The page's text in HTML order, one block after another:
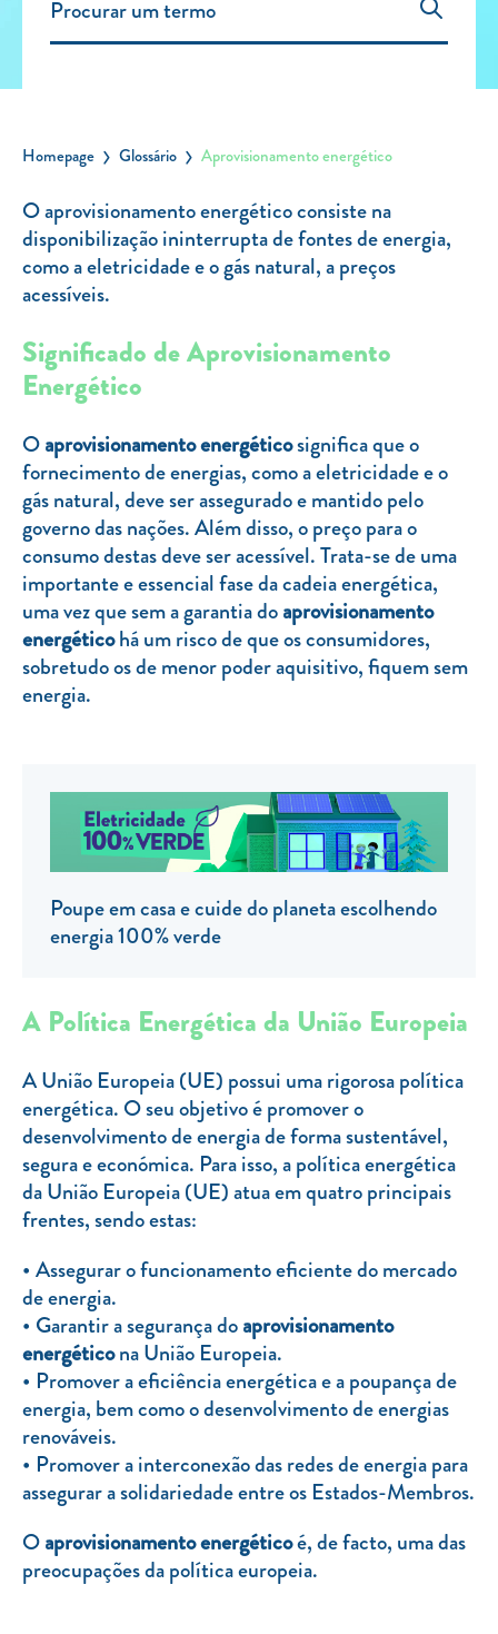
Carregar Fora de Casa
Leituras
Sobre nós
Contactos
FAQ
Blog
Mais informações
SERVIÇOS
ROTULAGEM
JUNTE-SE A NÓS
TARIFA SOCIAL
APP MOBILE
CONTADORES ELÉTRICOS
FATURAS
PRÉMIOS
FRAUDE E SEGURANÇA
Preços de referência
Documentos úteis
Política de privacidade
Clientes com necessidades especiais
Resolução alternativa de litígios
Homepage Glossário Aprovisionamento energético
O aprovisionamento energético consiste na
disponibilização ininterrupta de fontes de energia,
como a eletricidade e o gás natural, a preços
acessíveis.
Significado de Aprovisionamento
Energético
Oaprovisionamento energéticosignifica que o
fornecimento de energias, como a eletricidade e o
gás natural, deve ser assegurado e mantido pelo
governo das nações. Além disso, o preço para o
consumo destas deve ser acessível. Trata-se de uma
importante e essencial fase da cadeia energética,
uma vez que sem a garantia doaprovisionamento
energéticohá um risco de que os consumidores,
sobretudo os de menor poder aquisitivo, fiquem sem
energia.
Poupe em casa e cuide do planeta escolhendo
energia 100% verde
A Política Energética da União Europeia
A União Europeia (UE) possui uma rigorosa política
energética. O seu objetivo é promover o
desenvolvimento de energia de forma sustentável,
segura e económica. Para isso, a política energética
da União Europeia (UE) atua em quatro principais
frentes, sendo estas:
Assegurar o funcionamento eficiente do mercado
de energia.
Garantir a segurança doaprovisionamento
energéticona União Europeia.
Promover a eficiência energética e a poupança de
energia, bem como o desenvolvimento de energias
renováveis.
Promover a interconexão das redes de energia para
assegurar a solidariedade entre os Estados-Membros.
Oaprovisionamento energéticoé, de facto, uma das
preocupações da política europeia.